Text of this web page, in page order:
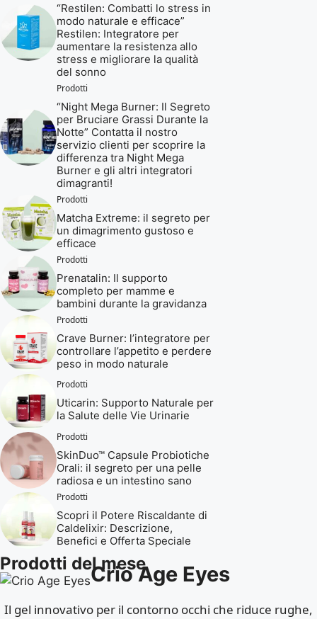
“Restilen: Combatti lo stress in
modo naturale e efficace”
Restilen: Integratore per
aumentare la resistenza allo
stress e migliorare la qualità
del sonno
Prodotti
“Night Mega Burner: Il Segreto
per Bruciare Grassi Durante la
Notte” Contatta il nostro
servizio clienti per scoprire la
differenza tra Night Mega
Burner e gli altri integratori
dimagranti!
Prodotti
Matcha Extreme: il segreto per
un dimagrimento gustoso e
efficace
Prodotti
Prenatalin: Il supporto
completo per mamme e
bambini durante la gravidanza
Prodotti
Crave Burner: l’integratore per
controllare l’appetito e perdere
peso in modo naturale
Prodotti
Uticarin: Supporto Naturale per
la Salute delle Vie Urinarie
Prodotti
SkinDuo™ Capsule Probiotiche
Orali: il segreto per una pelle
radiosa e un intestino sano
Prodotti
Scopri il Potere Riscaldante di
Caldelixir: Descrizione,
Benefici e Offerta Speciale
Prodotti del meseCrio Age Eyes
Il gel innovativo per il contorno occhi che riduce rughe,